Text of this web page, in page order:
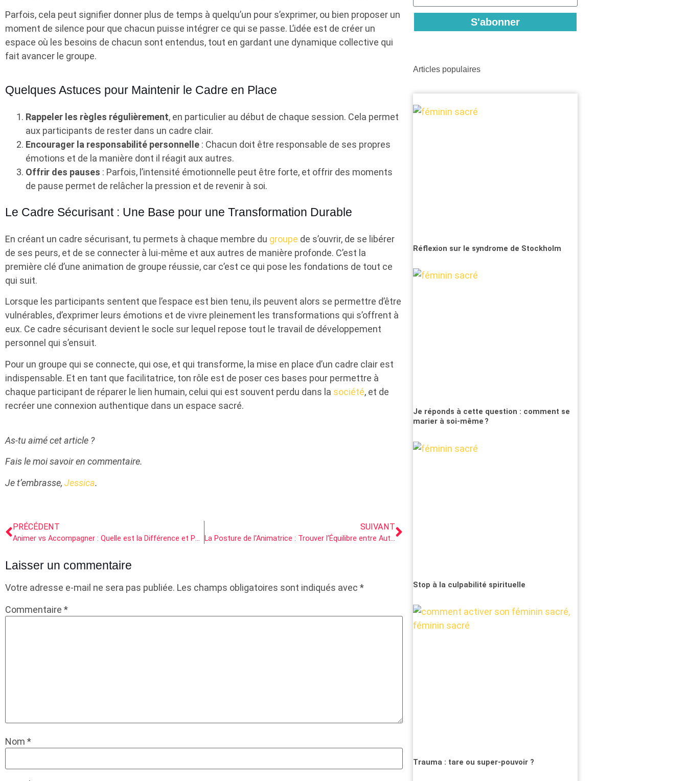
Parfois, cela peut signifier donner plus de temps à quelqu’un pour s’exprimer, ou bien proposer un
moment de silence pour que chacun puisse intégrer ce qui se passe. L’idée est de créer un
espace où les besoins de chacun sont entendus, tout en gardant une dynamique collective qui
fait avancer le groupe.
Quelques Astuces pour Maintenir le Cadre en Place
Rappeler les règles régulièrement, en particulier au début de chaque session. Cela permet
aux participants de rester dans un cadre clair.
Encourager la responsabilité personnelle : Chacun doit être responsable de ses propres
émotions et de la manière dont il réagit aux autres.
Offrir des pauses : Parfois, l’intensité émotionnelle peut être forte, et offrir des moments
de pause permet de relâcher la pression et de revenir à soi.
Le Cadre Sécurisant : Une Base pour une Transformation Durable
En créant un cadre sécurisant, tu permets à chaque membre du groupe de s’ouvrir, de se libérer
de ses peurs, et de se connecter à lui-même et aux autres de manière profonde. C’est la
première clé d’une animation de groupe réussie, car c’est ce qui pose les fondations de tout ce
qui suit.
Lorsque les participants sentent que l’espace est bien tenu, ils peuvent alors se permettre d’être
vulnérables, d’exprimer leurs émotions et de vivre pleinement les transformations qui s’offrent à
eux. Ce cadre sécurisant devient le socle sur lequel repose tout le travail de développement
personnel qui s’ensuit.
Pour un groupe qui se connecte, qui ose, et qui transforme, la mise en place d’un cadre clair est
indispensable. Et en tant que facilitatrice, ton rôle est de poser ces bases pour permettre à
chaque participant de réparer le lien humain, celui qui est souvent perdu dans la société, et de
recréer une connexion authentique dans un espace sacré.
As-tu aimé cet article ?
Fais le moi savoir en commentaire.
Je t’embrasse, Jessica.
PRÉCÉDENT
Animer vs Accompagner : Quelle est la Différence et Pourquoi C’est Crucial pour Créer des Espaces Transformateurs
SUIVANT
La Posture de l’Animatrice : Trouver l’Équilibre entre Autorité et Bienveillance
Laisser un commentaire
Votre adresse e-mail ne sera pas publiée. Les champs obligatoires sont indiqués avec *
Commentaire *
Nom *
S'abonner
Articles populaires
Réflexion sur le syndrome de Stockholm
Je réponds à cette question : comment se
marier à soi-même ?
Stop à la culpabilité spirituelle
Trauma : tare ou super-pouvoir ?